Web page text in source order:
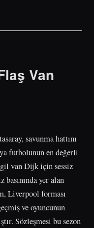
Van
savunma hattını
futbolunun en değerli
van Dijk için sessiz
basınında yer alan
Liverpool forması
ve oyuncunun
Sözleşmesi bu sezon